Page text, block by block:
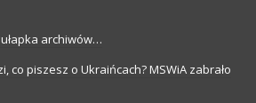
archiwów…
co piszesz o Ukraińcach? MSWiA zabrało